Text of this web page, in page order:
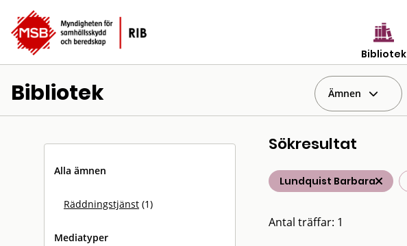
Bibliotek
Bibliotek Ämnen
Alla ämnen
Räddningstjänst (1)
Mediatyper
Sökresultat
Lundquist Barbara
Antal träffar: 1